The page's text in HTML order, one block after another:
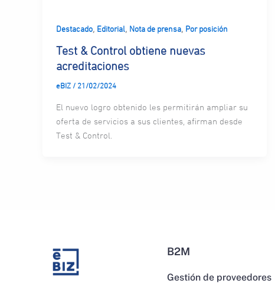
Destacado, Editorial, Nota de prensa, Por posición
Test & Control obtiene nuevas
acreditaciones
eBIZ / 21/02/2024
El nuevo logro obtenido les permitirán ampliar su
oferta de servicios a sus clientes, afirman desde
Test & Control.
B2M
Gestión de proveedores